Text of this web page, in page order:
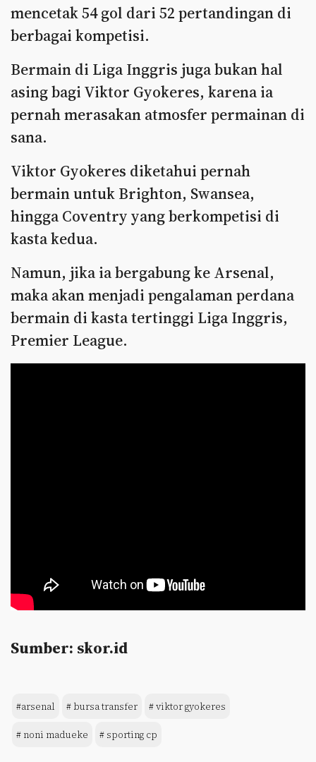
mencetak 54 gol dari 52 pertandingan di
berbagai kompetisi.
Bermain di Liga Inggris juga bukan hal
asing bagi Viktor Gyokeres, karena ia
pernah merasakan atmosfer permainan di
sana.
Viktor Gyokeres diketahui pernah
bermain untuk Brighton, Swansea,
hingga Coventry yang berkompetisi di
kasta kedua.
Namun, jika ia bergabung ke Arsenal,
maka akan menjadi pengalaman perdana
bermain di kasta tertinggi Liga Inggris,
Premier League.
Sumber: skor.id
#arsenal # bursa transfer # viktor gyokeres
# noni madueke # sporting cp